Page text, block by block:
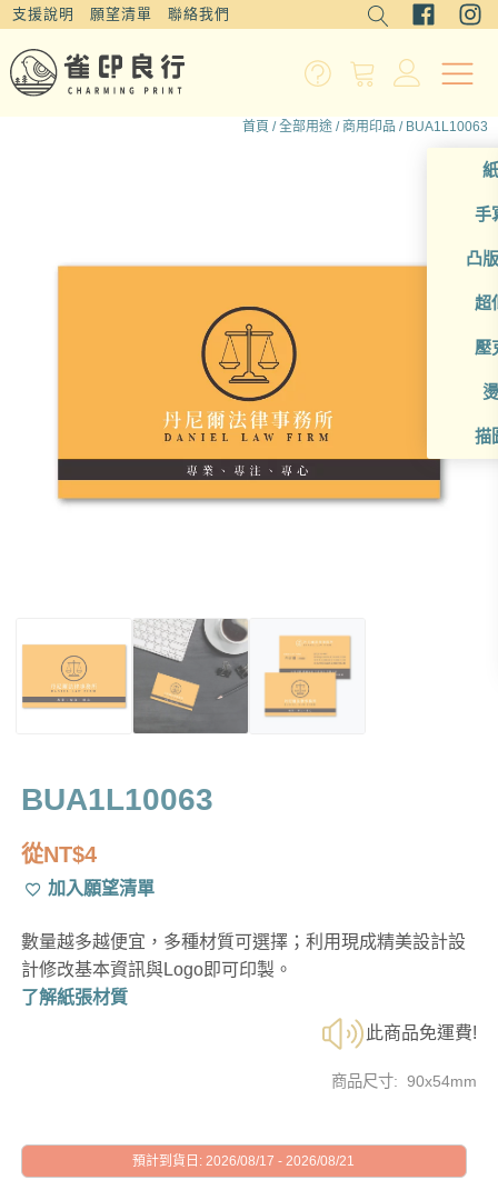
支援說明 願望清單 聯絡我們
手
凸
超
壓
描
首頁 /全部用途 / 商用印品 / BUA1L10063
BUA1L10063
從NT$4
加入願望清單
數量越多越便宜，多種材質可選擇；利用現成精美設計設
計修改基本資訊與Logo即可印製。
了解紙張材質
此商品免運費!
商品尺寸: 90x54mm
預計到貨日: 2026/08/17 - 2026/08/21